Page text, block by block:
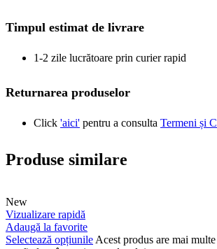
Timpul estimat de livrare
1-2 zile lucrătoare prin curier rapid
Returnarea produselor
Click 'aici' pentru a consulta Termeni și
Produse similare
New
Vizualizare rapidă
Adaugă la favorite
Selectează opțiunile Acest produs are mai